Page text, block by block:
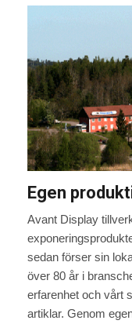
Egen
Avant Display
sedan förser sin
över 80 år i
erfarenhet och vårt
artiklar. Genom